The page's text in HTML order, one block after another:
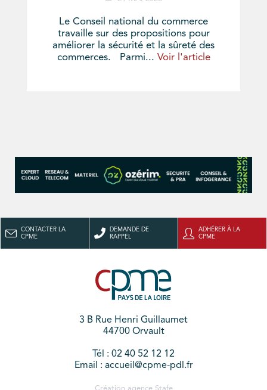
Le Conseil national du commerce
travaille sur des propositions pour
améliorer la sécurité et la sûreté des
commerces. Parmi... Voir l'article
CONTACTER LA
CPME
DEMANDE DE
RAPPEL
ADHÉRER À LA
CPME
3 B Rue Henri Guillaumet
44700 Orvault
Tél : 02 40 52 12 12
Email : accueil@cpme-pdl.fr